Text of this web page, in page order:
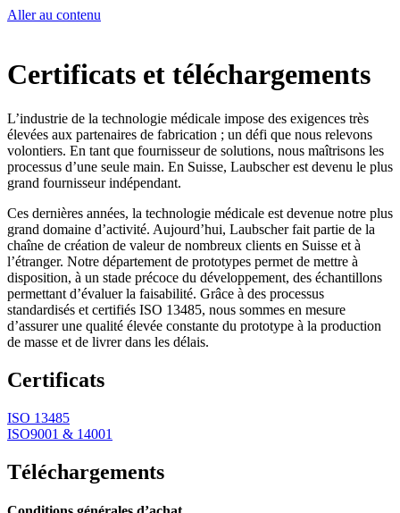
Aller au contenu
Certificats et téléchargements
L’industrie de la technologie médicale impose des exigences très
élevées aux partenaires de fabrication ; un défi que nous relevons
volontiers. En tant que fournisseur de solutions, nous maîtrisons les
processus d’une seule main. En Suisse, Laubscher est devenu le plus
grand fournisseur indépendant.
Ces dernières années, la technologie médicale est devenue notre plus
grand domaine d’activité. Aujourd’hui, Laubscher fait partie de la
chaîne de création de valeur de nombreux clients en Suisse et à
l’étranger. Notre département de prototypes permet de mettre à
disposition, à un stade précoce du développement, des échantillons
permettant d’évaluer la faisabilité. Grâce à des processus
standardisés et certifiés ISO 13485, nous sommes en mesure
d’assurer une qualité élevée constante du prototype à la production
de masse et de livrer dans les délais.
Certificats
ISO 13485
ISO9001 & 14001
Téléchargements